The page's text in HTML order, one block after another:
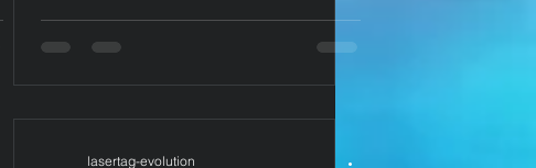
lasertag-evolution